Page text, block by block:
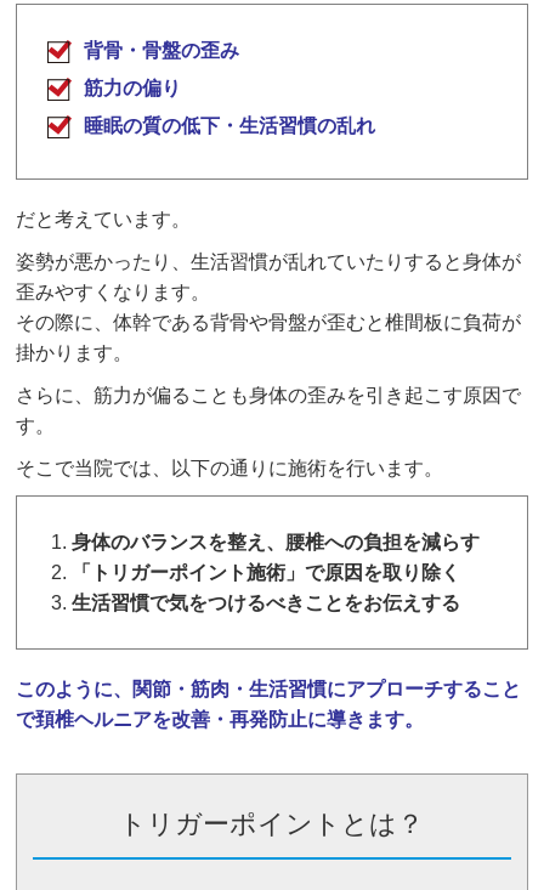
背骨・骨盤の歪み
筋力の偏り
睡眠の質の低下・生活習慣の乱れ
だと考えています。
姿勢が悪かったり、生活習慣が乱れていたりすると身体が
歪みやすくなります。
その際に、体幹である背骨や骨盤が歪むと椎間板に負荷が
掛かります。
さらに、筋力が偏ることも身体の歪みを引き起こす原因で
す。
そこで当院では、以下の通りに施術を行います。
身体のバランスを整え、腰椎への負担を減らす
「トリガーポイント施術」で原因を取り除く
生活習慣で気をつけるべきことをお伝えする
このように、関節・筋肉・生活習慣にアプローチすること
で頚椎ヘルニアを改善・再発防止に導きます。
トリガーポイントとは？